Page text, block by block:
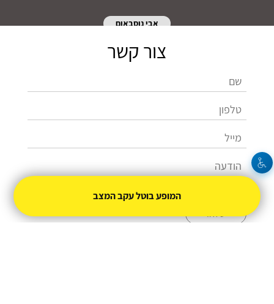
אבי נוסבאום
צור קשר
שלחו
המופע בוטל עקב המצב